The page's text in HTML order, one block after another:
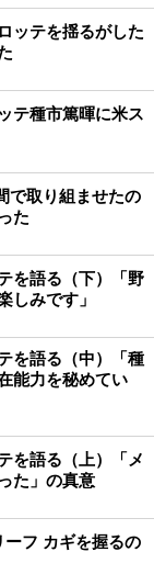
ッテを揺るがした
テ種市篤暉に米ス
で取り組ませたの
た
を語る（下）「野
しみです」
を語る（中）「種
能力を秘めてい
を語る（上）「メ
た」の真意
フ カギを握るの